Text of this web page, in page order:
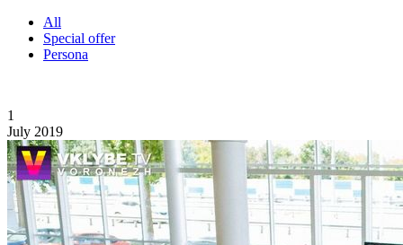
All
Special offer
Persona
1
July 2019